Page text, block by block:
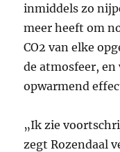
inmiddels zo
meer heeft om
CO2 van elke
de atmosfeer,
opwarmend
„Ik zie
zegt Rozendaal